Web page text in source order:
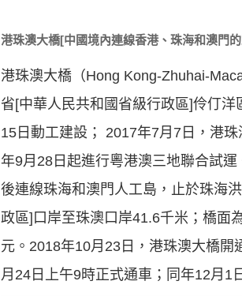
港珠澳大橋[中國境內連線香港、珠海和澳門
港珠澳大橋（Hong Kong-Zhuhai-
省[中華人民共和國省級行政區]伶仃
15日動工建設； 2017年7月7日，港
年9月28日起進行粵港澳三地聯合試
後連線珠海和澳門人工島，止於珠海
政區]口岸至珠澳口岸41.6千米；橋面
元。2018年10月23日，港珠澳大橋
月24日上午9時正式通車；同年12月1